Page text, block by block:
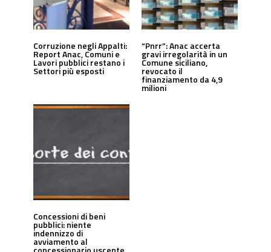
Corruzione negli Appalti:
Report Anac, Comuni e
Lavori pubblici restano i
Settori più esposti
“Pnrr”: Anac accerta
gravi irregolarità in un
Comune siciliano,
revocato il
finanziamento da 4,9
milioni
Concessioni di beni
pubblici: niente
indennizzo di
avviamento al